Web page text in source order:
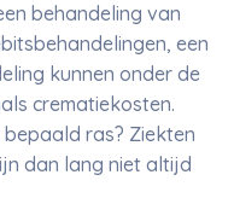
behandeling van
een
kunnen onder de
crematiekosten.
ras? Ziekten
dan lang niet altijd